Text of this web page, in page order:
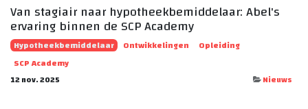
Van stagiair naar hypotheekbemiddelaar: Abel's
ervaring binnen de SCP Academy
Hypotheekbemiddelaar Ontwikkelingen
Opleiding
SCP Academy
12 nov. 2025 Nieuws